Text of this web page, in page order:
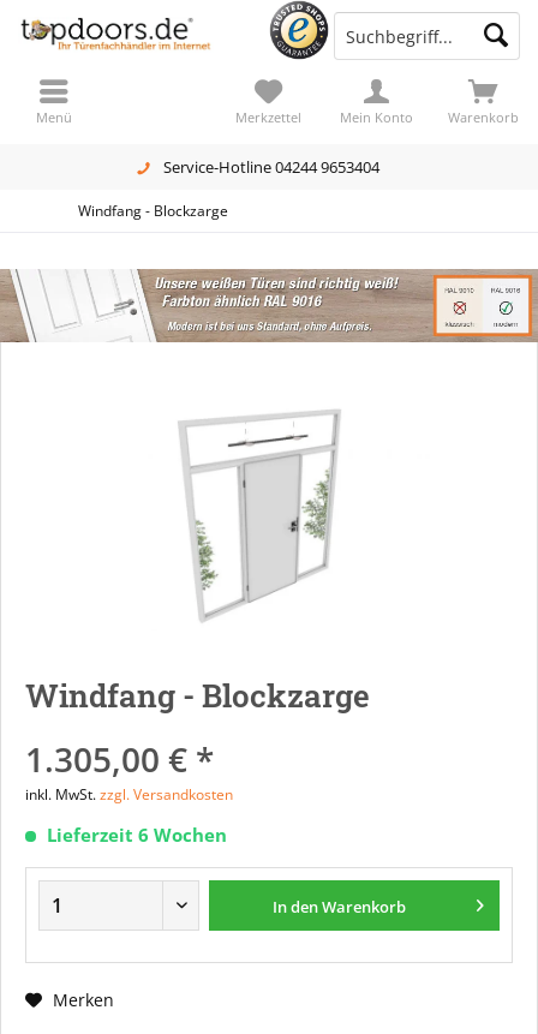
Service-Hotline 04244 9653404
Warenkorb
Merkzettel Mein Konto
Menü
Windfang - Blockzarge
Windfang - Blockzarge
1.305,00 € *
inkl. MwSt.zzgl. Versandkosten
Lieferzeit 6 Wochen
In denWarenkorb
Merken